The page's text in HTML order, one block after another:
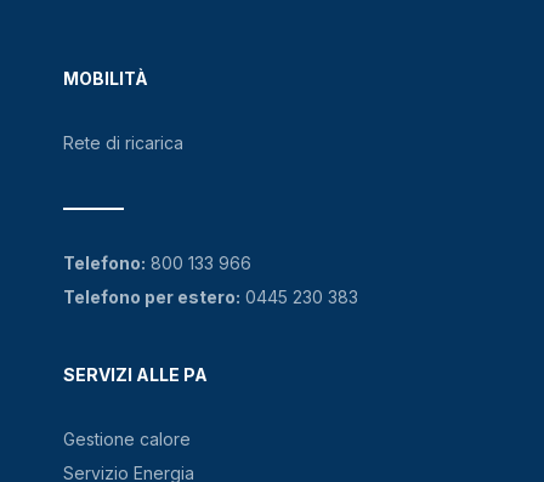
MOBILITÀ
Rete di ricarica
SERVIZI ALLE PA
Gestione calore
Servizio Energia
Telefono: 800 133 966
Telefono per estero: 0445 230 383